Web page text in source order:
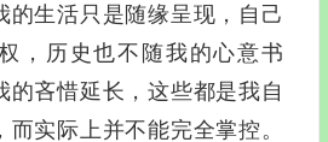
的生活只是随缘呈现，自己
，历史也不随我的心意书
的吝惜延长，这些都是我自
实际上并不能完全掌控。